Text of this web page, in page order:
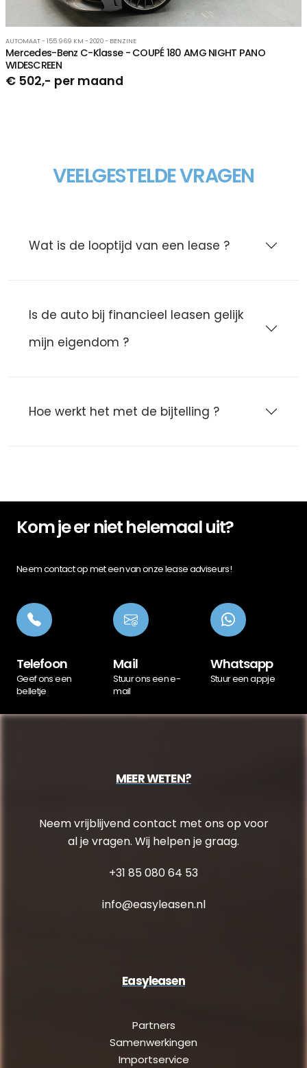
AUTOMAAT - 155.969 KM - 2020 - BENZINE
Mercedes-Benz C-Klasse - COUPÉ 180 AMG NIGHT PANO
WIDESCREEN
€ 502,- per maand
VEELGESTELDE VRAGEN
Wat is de looptijd van een lease ?
Is de auto bij financieel leasen gelijk
mijn eigendom ?
Hoe werkt het met de bijtelling ?
Kom je er niet helemaal uit?
Neem contact op met een van onze lease adviseurs!
Telefoon
Geef ons een
belletje
Mail
Stuur ons een e-
mail
Whatsapp
Stuur een appje
MEER WETEN?
Neem vrijblijvend contact met ons op voor
al je vragen. Wij helpen je graag.
+31 85 080 64 53
info@easyleasen.nl
Easyleasen
Partners
Samenwerkingen
Importservice